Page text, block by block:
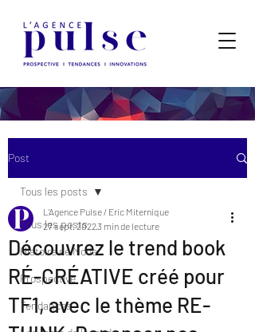
Post
Tous les posts
Histoire de Mode
Prospective
Tendances
Tous les posts
Découvrez le trend book
RÉ-CRÉATIVE créé pour
TF1, avec le thème RE-
L'Agence Pulse / Eric Miternique
27 sept. 20223 min de lecture